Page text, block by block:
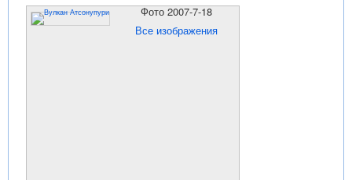
Фото 2007-7-18
Все изображения